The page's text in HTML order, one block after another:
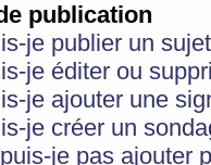
publication
je publier un
je éditer ou
je ajouter une
je créer un
je pas ajouter